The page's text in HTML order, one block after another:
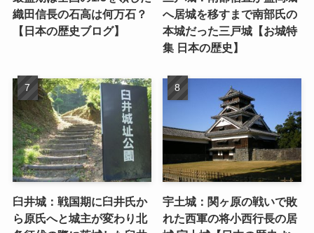
織田信長の石高は何万石？
【日本の歴史ブログ】
へ居城を移すまで南部氏の
本城だった三戸城【お城特
集 日本の歴史】
臼井城：戦国期に臼井氏か
ら原氏へと城主が変わり北
宇土城：関ヶ原の戦いで敗
れた西軍の将小西行長の居